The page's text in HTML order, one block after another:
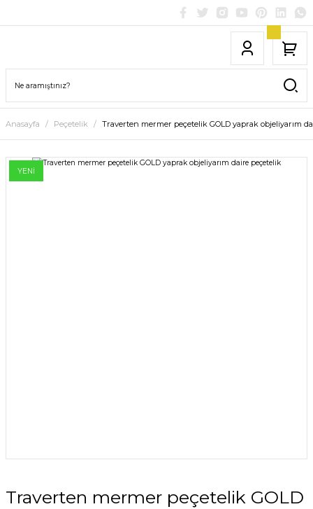
Anasayfa Peçetelik Traverten mermer peçetelik GOLD yaprak objeliyarım
YENİ
Traverten mermer peçetelik GOLD